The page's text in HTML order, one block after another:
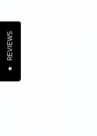
★
REVIEWS